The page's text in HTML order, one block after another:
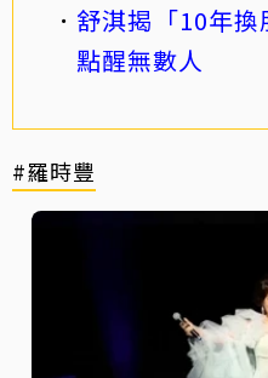
舒淇揭「10年
點醒無數人
#羅時豐